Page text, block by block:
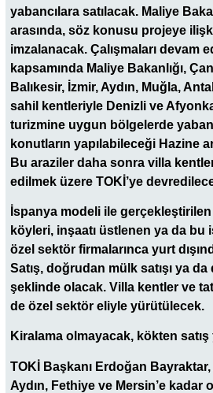
yabancılara satılacak. Maliye
arasında, söz konusu projeye
imzalanacak. Çalışmaları devam
kapsamında Maliye Bakanlığı,
Balıkesir, İzmir, Aydın, Muğla,
sahil kentleriyle Denizli ve
turizmine uygun bölgelerde
konutların yapılabileceği Hazine
Bu araziler daha sonra villa
edilmek üzere TOKİ’ye
İspanya modeli ile
köyleri, inşaatı üstlenen ya da bu
özel sektör firmalarınca yurt
Satış, doğrudan mülk satışı ya da
şeklinde olacak. Villa kentler ve
de özel sektör eliyle yürütülecek.
Kiralama olmayacak, kökten satış
TOKİ Başkanı Erdoğan
Aydın, Fethiye ve Mersin’e kadar